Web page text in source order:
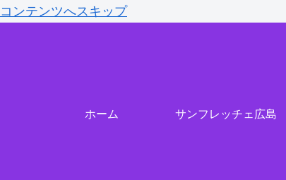
コンテンツへスキップ
ホーム サンフレッチェ広島